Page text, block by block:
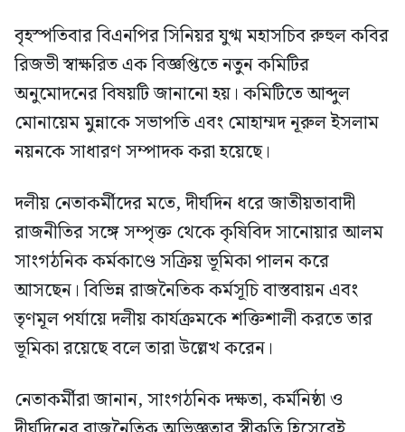
বৃহস্পতিবার বিএনপির সিনিয়র যুগ্ম মহাসচিব রুহুল কবির
রিজভী স্বাক্ষরিত এক বিজ্ঞপ্তিতে নতুন কমিটির
অনুমোদনের বিষয়টি জানানো হয়। কমিটিতে আব্দুল
মোনায়েম মুন্নাকে সভাপতি এবং মোহাম্মদ নূরুল ইসলাম
নয়নকে সাধারণ সম্পাদক করা হয়েছে।
দলীয় নেতাকর্মীদের মতে, দীর্ঘদিন ধরে জাতীয়তাবাদী
রাজনীতির সঙ্গে সম্পৃক্ত থেকে কৃষিবিদ সানোয়ার আলম
সাংগঠনিক কর্মকাণ্ডে সক্রিয় ভূমিকা পালন করে
আসছেন। বিভিন্ন রাজনৈতিক কর্মসূচি বাস্তবায়ন এবং
তৃণমূল পর্যায়ে দলীয় কার্যক্রমকে শক্তিশালী করতে তার
ভূমিকা রয়েছে বলে তারা উল্লেখ করেন।
নেতাকর্মীরা জানান, সাংগঠনিক দক্ষতা, কর্মনিষ্ঠা ও